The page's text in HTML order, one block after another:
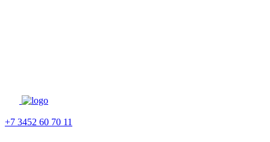
+7 3452 60 70 11